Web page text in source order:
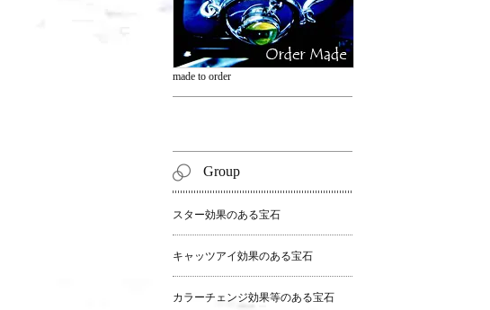
made to order
Group
スター効果のある宝石
キャッツアイ効果のある宝石
カラーチェンジ効果等のある宝石